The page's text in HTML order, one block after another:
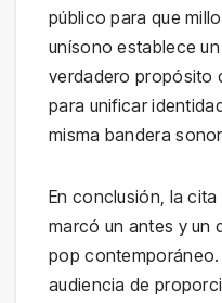
público para que
unísono establece
verdadero propósito
para unificar
misma bandera
En conclusión, la
marcó un antes y un
pop contemporáneo.
audiencia de